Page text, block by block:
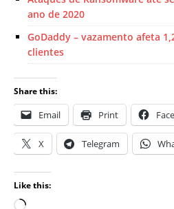
ano de 2020
GoDaddy – vazamento afeta
clientes
Share this:
Email Print
X Telegram
Like this: